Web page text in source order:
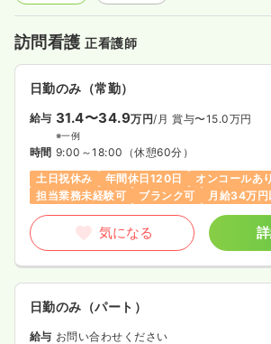
訪問看護正看護師
日勤のみ（常勤）
給与 31.4〜34.9万円/月 賞与〜15.0万円
※一例
時間 9:00～18:00 （休憩60分）
土日祝休み
年間休日120日
オンコールあり
担当業務未経験可
ブランク可 月給34万円
気になる
日勤のみ（パート）
給与 お問い合わせください